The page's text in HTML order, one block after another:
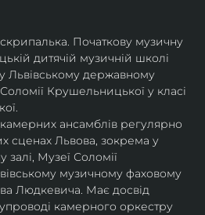
Початкову музичну
дитячій музичній школі
Львівському державному
Крушельницької у класі
камерних ансамблів регулярно
сценах Львова, зокрема у
Музеї Соломії
музичному фаховому
Людкевича. Має досвід
камерного оркестру